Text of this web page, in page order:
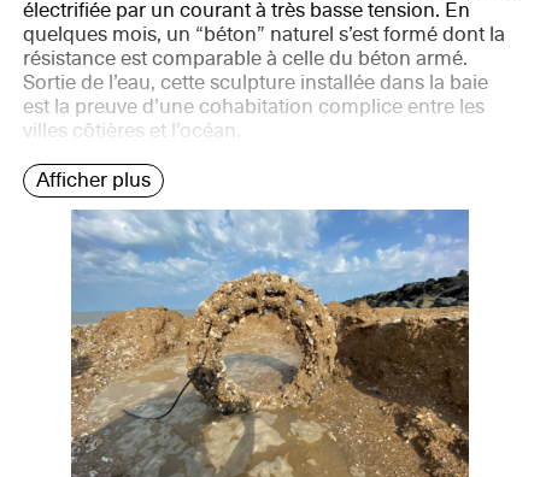
électrifiée par un courant à très basse tension. En
quelques mois, un “béton” naturel s’est formé dont la
résistance est comparable à celle du béton armé.
Sortie de l’eau, cette sculpture installée dans la baie
est la preuve d’une cohabitation complice entre les
villes côtières et l’océan.
Afficher plus